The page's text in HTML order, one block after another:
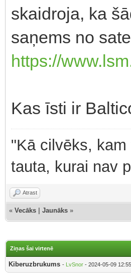
skaidroja, ka
saņems no
https://
Kas īsti ir
"Kā cilvēks,
tauta, kurai nav
Atrast
« Vecāks Jaunāks »
Ziņas šai virtenē
Kiberuzbrukums - LvSnor - 2024-05-09 12:55